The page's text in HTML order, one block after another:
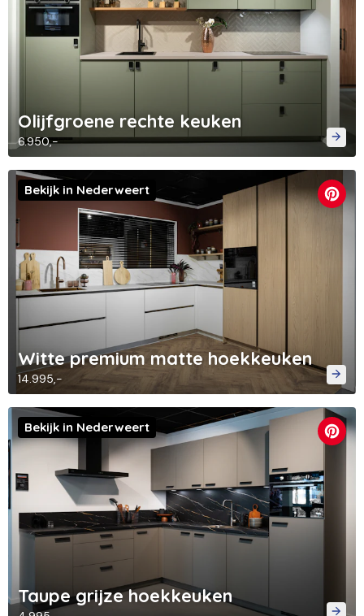
Olijfgroene rechte keuken
6.950,-
Witte premium matte hoekkeuken
14.995,-
Bekijk in Nederweert
Taupe grijze hoekkeuken
Bekijk in Nederweert